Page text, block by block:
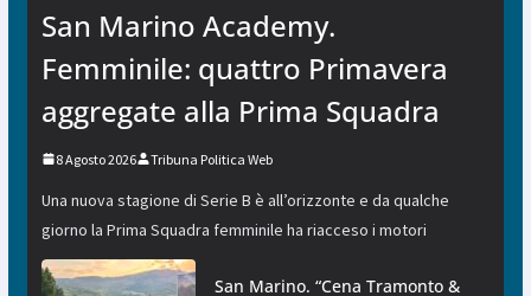
San Marino Academy.
Femminile: quattro Primavera
aggregate alla Prima Squadra
8 Agosto 2026 Tribuna Politica Web
Una nuova stagione di Serie B è all’orizzonte e da qualche
giorno la Prima Squadra femminile ha riacceso i motori
San Marino. “Cena Tramonto &